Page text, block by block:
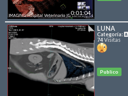
0:01:04
LUNA
Categoría:
74Visitas
Publico